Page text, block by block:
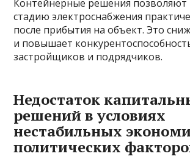
Контейнерные решения позволяют
стадию электроснабжения
после прибытия на объект. Это
и повышает
застройщиков и подрядчиков.
Недостаток
решений в условиях
нестабильных
политических